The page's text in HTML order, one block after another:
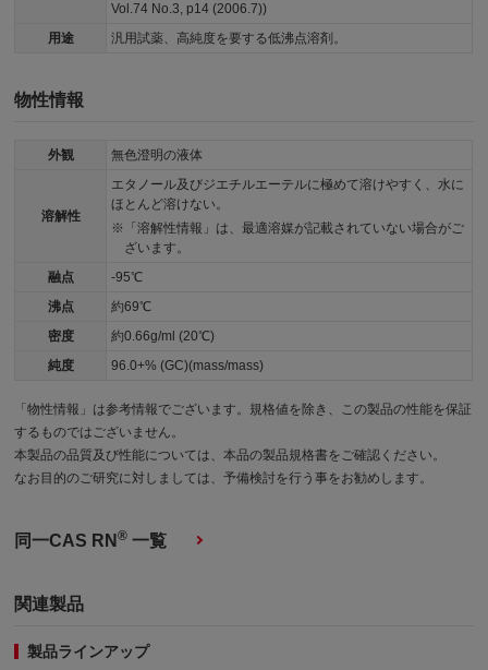
Vol.74 No.3, p14 (2006.7))
用途
汎用試薬、高純度を要する低沸点溶剤。
物性情報
外観 無色澄明の液体
溶解性
エタノール及びジエチルエーテルに極めて溶けやすく、水に
ほとんど溶けない。
「溶解性情報」は、最適溶媒が記載されていない場合がご
ざいます。
融点
-95℃
沸点
約69℃
密度
約0.66g/ml (20℃)
純度
96.0+% (GC)(mass/mass)
「物性情報」は参考情報でございます。規格値を除き、この製品の性能を保証
するものではございません。
本製品の品質及び性能については、本品の製品規格書をご確認ください。
なお目的のご研究に対しましては、予備検討を行う事をお勧めします。
同一CAS RN® 一覧
関連製品
製品ラインアップ